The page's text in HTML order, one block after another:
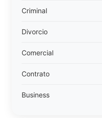
Criminal
Divorcio
Comercial
Contrato
Business